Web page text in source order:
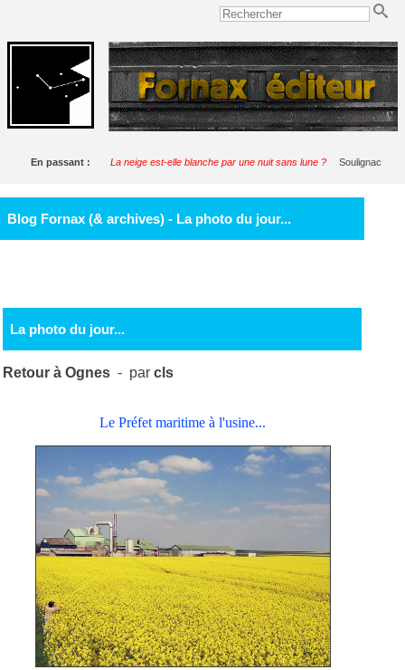
En passant : La neige est-elle blanche par une nuit sans lune ? Soulignac
Blog Fornax (& archives) - La photo du jour...
La photo du jour...
Retour à Ognes - parcls
Le Préfet maritime à l'usine...